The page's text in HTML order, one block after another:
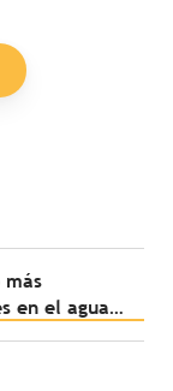
más
en el agua…